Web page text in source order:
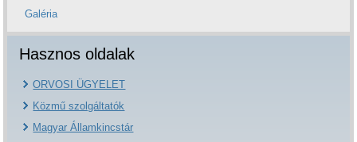
Galéria
Hasznos oldalak
ORVOSI ÜGYELET
Közmű szolgáltatók
Magyar Államkincstár